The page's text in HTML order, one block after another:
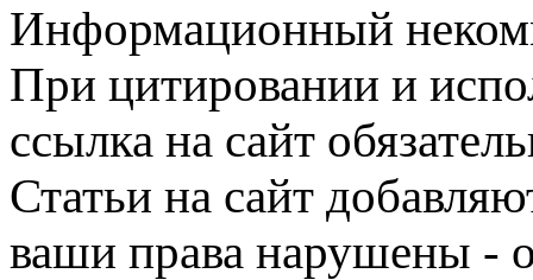
Информационный
При цитировании и
ссылка на сайт
Статьи на сайт
ваши права нарушены -